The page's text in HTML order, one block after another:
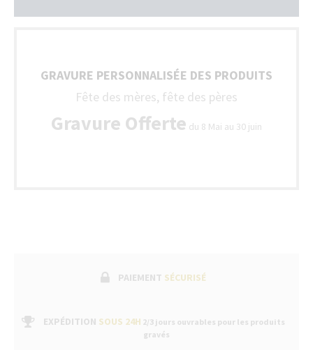
GRAVURE PERSONNALISÉE DES PRODUITS
Fête des mères, fête des pères
Gravure Offerte du 8 Mai au 30 juin
PAIEMENT SÉCURISÉ
EXPÉDITION SOUS 24H 2/3 jours ouvrables pour les produits
gravés